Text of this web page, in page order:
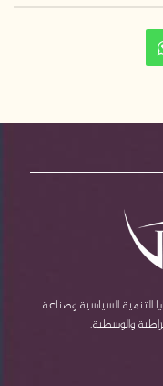
واتساب
السياسية وصناعة
والوسطية.